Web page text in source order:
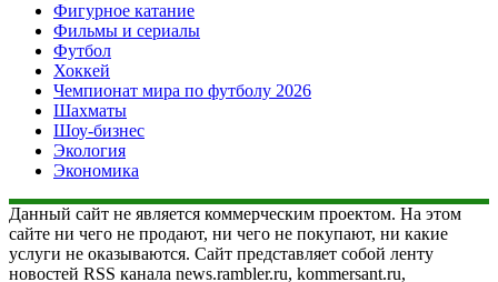
Фигурное катание
Фильмы и сериалы
Футбол
Хоккей
Чемпионат мира по футболу 2026
Шахматы
Шоу-бизнес
Экология
Экономика
Данный сайт не является коммерческим проектом. На этом
сайте ни чего не продают, ни чего не покупают, ни какие
услуги не оказываются. Сайт представляет собой ленту
новостей RSS канала news.rambler.ru, kommersant.ru,